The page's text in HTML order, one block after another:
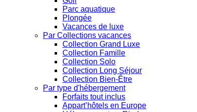
Parc aquatique
Plongée
Vacances de luxe
Par Collections vacances
Collection Grand Luxe
Collection Famille
Collection Solo
Collection Long Séjour
Collection Bien-Être
Par type d'hébergement
Forfaits tout inclus
Appart’hôtels en Europe